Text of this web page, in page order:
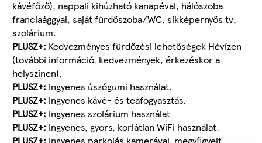
kávéfőző), nappali kihúzható kanapéval, hálószoba
franciaággyal, saját fürdőszoba/WC, síkképernyős tv,
szolárium.
PLUSZ+: Kedvezményes fürdőzési lehetőségek Hévízen
(további információ, kedvezmények, érkezéskor a
helyszínen).
PLUSZ+: Ingyenes úszógumi használat.
PLUSZ+: Ingyenes kávé- és teafogyasztás.
PLUSZ+: Ingyenes szolárium használat
PLUSZ+: Ingyenes, gyors, korlátlan WiFi használat.